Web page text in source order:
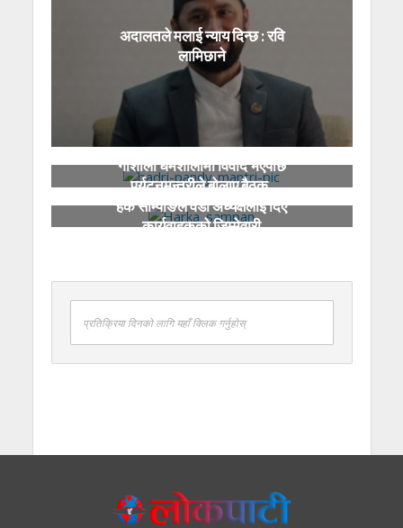
अदालतले मलाई न्याय दिन्छ : रवि
लामिछाने
गौशाला धर्मशालामा विवाद भएपछि
पर्यटनमन्त्रीले बोलाए बैठक
हर्क साम्पाङले वडा अध्यक्षलाई दिए
कार्यवाहकको जिम्मेवारी
प्रतिक्रिया दिनको लागि यहाँ क्लिक गर्नुहोस्